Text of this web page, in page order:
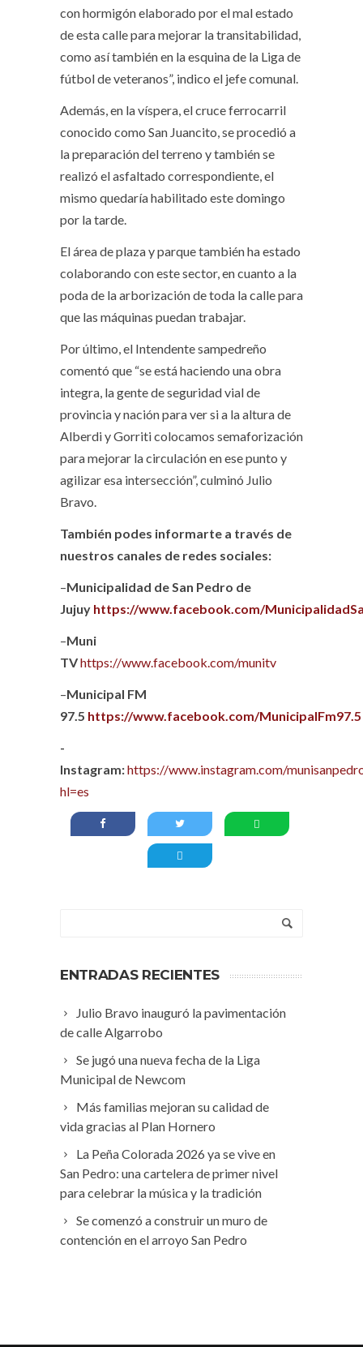
con hormigón elaborado por el mal estado
de esta calle para mejorar la transitabilidad,
como así también en la esquina de la Liga de
fútbol de veteranos”, indico el jefe comunal.
Además, en la víspera, el cruce ferrocarril
conocido como San Juancito, se procedió a
la preparación del terreno y también se
realizó el asfaltado correspondiente, el
mismo quedaría habilitado este domingo
por la tarde.
El área de plaza y parque también ha estado
colaborando con este sector, en cuanto a la
poda de la arborización de toda la calle para
que las máquinas puedan trabajar.
Por último, el Intendente sampedreño
comentó que “se está haciendo una obra
integra, la gente de seguridad vial de
provincia y nación para ver si a la altura de
Alberdi y Gorriti colocamos semaforización
para mejorar la circulación en ese punto y
agilizar esa intersección”, culminó Julio
Bravo.
También podes informarte a través de
nuestros canales de redes sociales:
–Municipalidad de San Pedro de
Jujuy https://www.facebook.com/
–Muni
TVhttps://www.facebook.com/munitv
–Municipal FM
97.5 https://www.facebook.com/MunicipalFm97.5
-
Instagram:https://www.instagram.com/
hl=es
ENTRADAS RECIENTES
Julio Bravo inauguró la pavimentación
de calle Algarrobo
Se jugó una nueva fecha de la Liga
Municipal de Newcom
Más familias mejoran su calidad de
vida gracias al Plan Hornero
La Peña Colorada 2026 ya se vive en
San Pedro: una cartelera de primer nivel
para celebrar la música y la tradición
Se comenzó a construir un muro de
contención en el arroyo San Pedro